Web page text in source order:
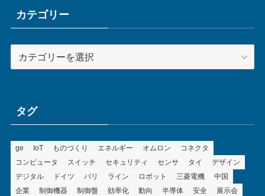
ブカテゴリー
テ
ータグ
ge IoT ものづくり エネルギー オムロン
コネクタ
コンピュータ
スイッチ セキュリティ センサ タイ
デザイン
デジタル
ドイツ バリ ライン ロボット 三菱電機
中国
企業
制御機器 制御盤 効率化 動向 半導体 安全 展示会